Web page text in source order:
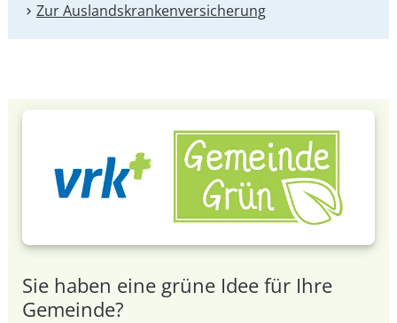
Zur Auslandskranken­versicherung
Sie haben eine grüne Idee für Ihre
Gemeinde?